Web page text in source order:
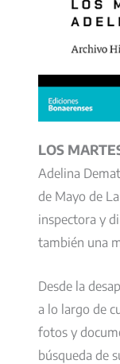
LOS
Adelina
de Mayo de
inspectora y
también una
Desde la
a lo largo de
fotos y
búsqueda de